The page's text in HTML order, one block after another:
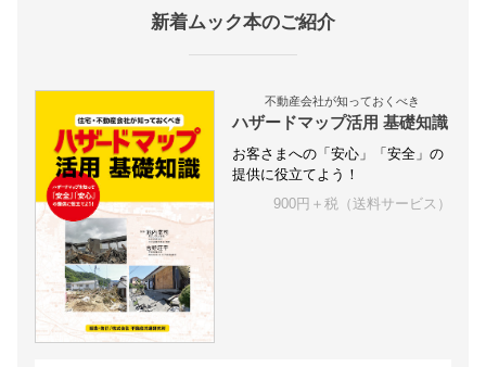
新着ムック本のご紹介
不動産会社が知っておくべき
ハザードマップ活用 基礎知識
お客さまへの「安心」「安全」の
提供に役立てよう！
900円＋税（送料サービス）